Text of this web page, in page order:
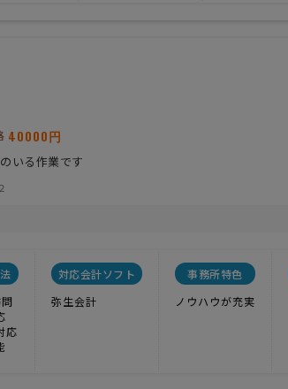
40000円
いる作業です
応
対応会計ソフト
弥生会計
事務所特色
ノウハウが充実